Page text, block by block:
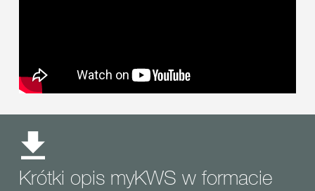
Krótki opis myKWS w formacie